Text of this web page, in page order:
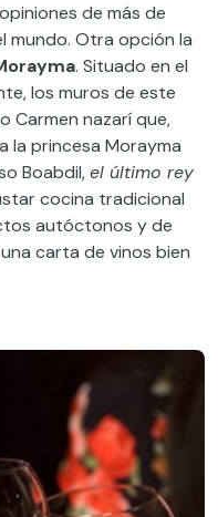
de más de
Otra opción la
. Situado en el
los muros de este
Carmen nazarí que,
la princesa Morayma
Boabdil,el último rey
cocina tradicional
autóctonos y de
carta de vinos bien